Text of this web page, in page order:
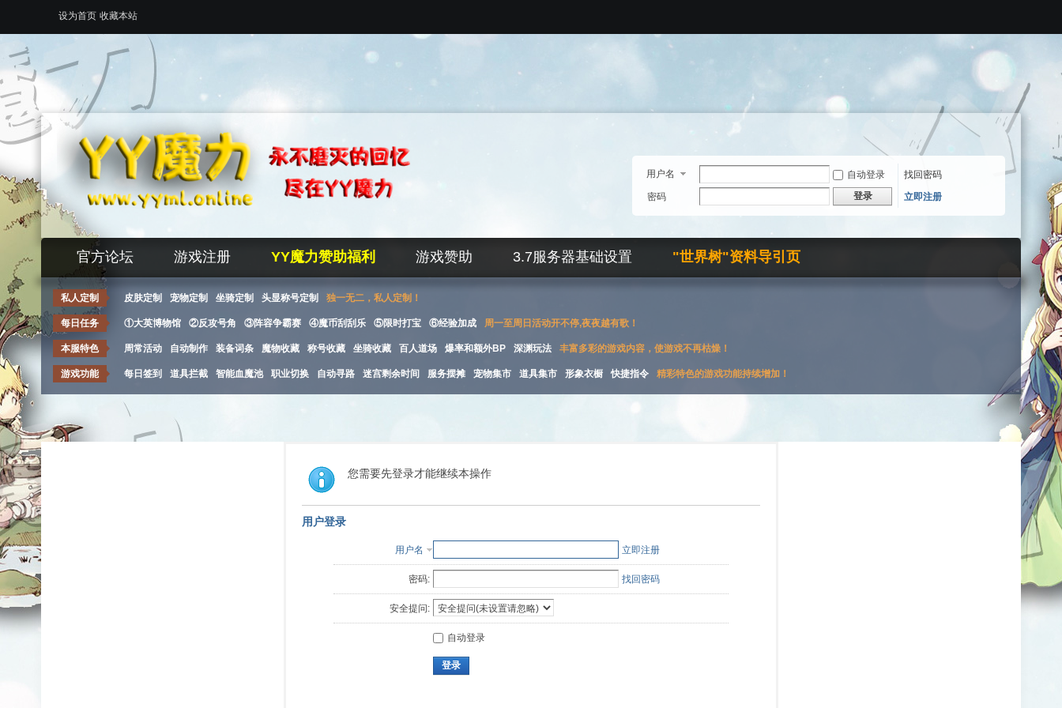
设为首页 收藏本站
用户名 自动登录
找回密码
密码
登录 立即注册
官方论坛 游戏注册 YY魔力赞助福利 游戏赞助 3.7服务器基础设置 "世界树"资料导引页
私人定制 皮肤定制 宠物定制 坐骑定制 头显称号定制 独一无二，私人定制！
每日任务 ①大英博物馆 ②反攻号角 ③阵容争霸赛 ④魔币刮刮乐 ⑤限时打宝 ⑥经验加成 周一至周日活动开不停,夜夜越有歌！
本服特色 周常活动 自动制作 装备词条 魔物收藏 称号收藏 坐骑收藏 百人道场 爆率和额外BP 深渊玩法 丰富多彩的游戏内容，使游戏不再枯燥！
游戏功能 每日签到 道具拦截 智能血魔池 职业切换 自动寻路 迷宫剩余时间 服务摆摊 宠物集市 道具集市 形象衣橱 快捷指令 精彩特色的游戏功能持续增加！
您需要先登录才能继续本操作
用户登录
用户名 立即注册
密码: 找回密码
安全提问:
自动登录
登录